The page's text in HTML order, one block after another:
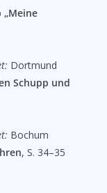
„Meine
Dortmund
Schupp und
Bochum
, S. 34–35